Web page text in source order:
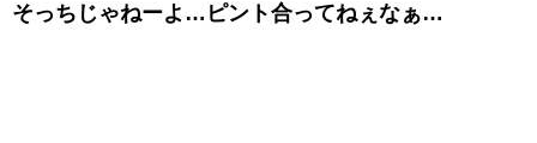
そっちじゃねーよ…ピント合ってねぇなぁ…